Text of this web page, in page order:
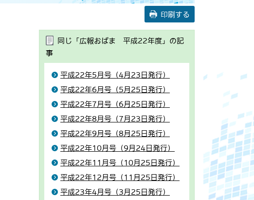
印刷する
同じ「広報おばま 平成22年度」の記
事
平成22年5月号（4月23日発行）
平成22年6月号（5月25日発行）
平成22年7月号（6月25日発行）
平成22年8月号（7月23日発行）
平成22年9月号（8月25日発行）
平成22年10月号（9月24日発行）
平成22年11月号（10月25日発行）
平成22年12月号（11月25日発行）
平成23年4月号（3月25日発行）